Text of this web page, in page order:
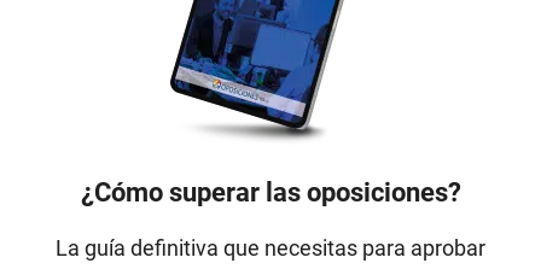
¿Cómo superar las oposiciones?
La guía definitiva que necesitas para aprobar